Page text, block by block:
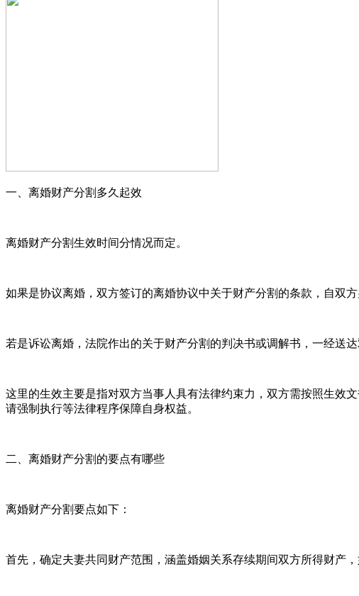
一、离婚财产分割多久起效
离婚财产分割生效时间分情况而定。
如果是协议离婚，双方签订的离婚协议中关于财产分割的条款，自双方
若是诉讼离婚，法院作出的关于财产分割的判决书或调解书，一经送达
这里的生效主要是指对双方当事人具有法律约束力，双方需按照生效
请强制执行等法律程序保障自身权益。
二、离婚财产分割的要点有哪些
离婚财产分割要点如下：
首先，确定夫妻共同财产范围，涵盖婚姻关系存续期间双方所得财产